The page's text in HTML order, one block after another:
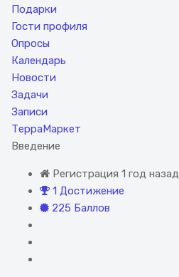
Подарки
Гости профиля
Опросы
Календарь
Новости
Задачи
Записи
ТерраМаркет
Введение
Регистрация 1 год назад
1 Достижение
225 Баллов